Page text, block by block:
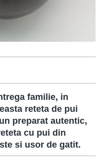
familie, in
reteta de pui
preparat autentic,
cu pui din
si usor de gatit.